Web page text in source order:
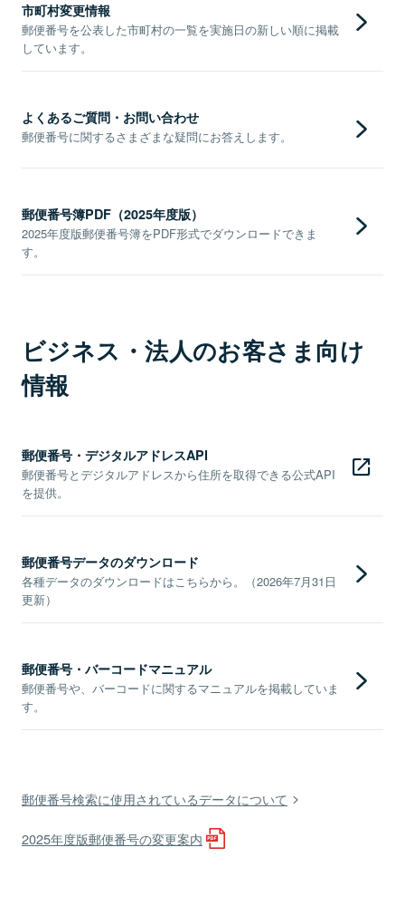
市町村変更情報
郵便番号を公表した市町村の一覧を実施日の新しい順に掲載
しています。
よくあるご質問・お問い合わせ
郵便番号に関するさまざまな疑問にお答えします。
郵便番号簿PDF（2025年度版）
2025年度版郵便番号簿をPDF形式でダウンロードできま
す。
ビジネス・法人のお客さま向け
情報
郵便番号・デジタルアドレスAPI
郵便番号とデジタルアドレスから住所を取得できる公式API
を提供。
郵便番号データのダウンロード
各種データのダウンロードはこちらから。（2026年7月31日
更新）
郵便番号・バーコードマニュアル
郵便番号や、バーコードに関するマニュアルを掲載していま
す。
郵便番号検索に使用されているデータについて
2025年度版郵便番号の変更案内